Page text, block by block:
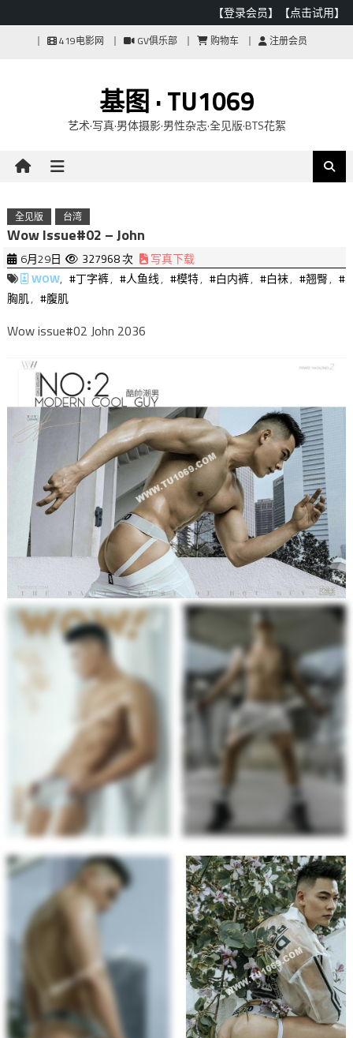
【登录会员】 【点击试用】
419电影网 GV俱乐部 购物车 注册会员
基图 · TU1069
艺术·写真·男体摄影·男性杂志·全见版·BTS花絮
全见版 台湾
Wow Issue#02 – John
6月29日 327968 次
写真下载
WOW, #丁字裤, #人鱼线, #模特, #白内裤, #白袜, #翘臀, #
胸肌, #腹肌
Wow issue#02 John 2036